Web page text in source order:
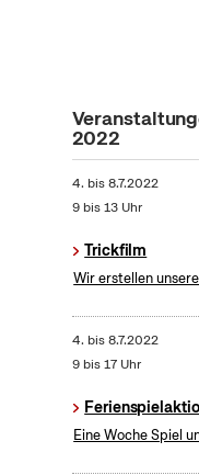
2022
4. bis8.7.2022
9 bis 13 Uhr
Trickfilm
Wir erstellen
4. bis8.7.2022
9 bis 17 Uhr
Eine Woche Spiel